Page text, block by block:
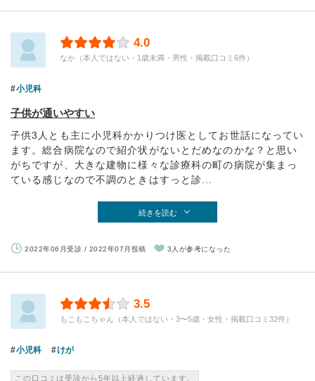
4.0
なか（本人ではない・1歳未満・男性・掲載口コミ6件）
小児科
子供が通いやすい
子供3人とも主に小児科かかりつけ医としてお世話になってい
ます。総合病院なので紹介状がないとだめなのかな？と思い
がちですが、大きな建物に様々な診療科の町の病院が集まっ
ている感じなので不調のときはすっと診...
続きを読む
2022年06月受診 / 2022年07月投稿 3人が参考になった
3.5
もこもこちゃん（本人ではない・3〜5歳・女性・掲載口コミ32件）
小児科 けが
この口コミは受診から5年以上経過しています。